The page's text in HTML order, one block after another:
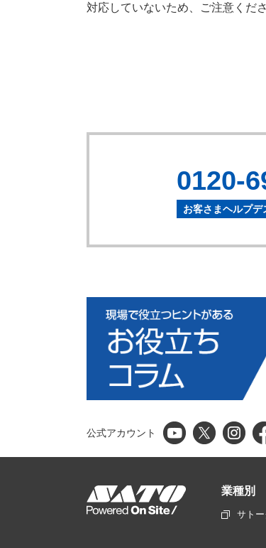
対応していないため、ご注意くださ
0120-
お客さまヘルプデ
公式アカウント
業種別
サト